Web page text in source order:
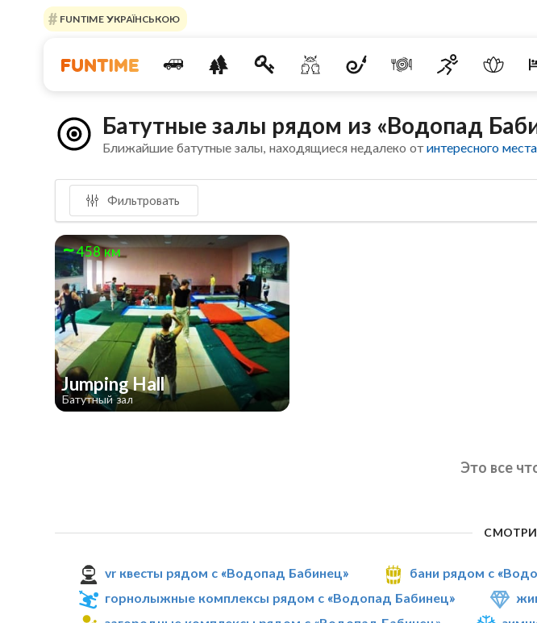
FUNTIME УКРАЇНСЬКОЮ
Батутные залы рядом из «Водопад
Ближайшие батутные залы, находящиеся недалеко отинтересного
Фильтровать
458 км
Jumping Hall
Батутный зал
Это все
vr квесты рядом с «Водопад Бабинец» бани рядом с
горнолыжные комплексы рядом с «Водопад Бабинец»